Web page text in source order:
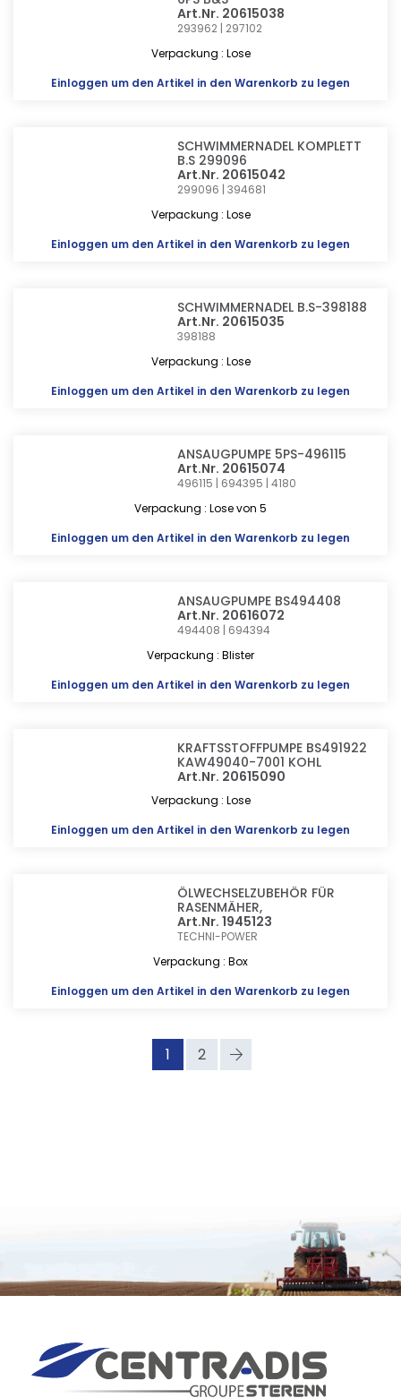
Art.Nr. 20615038
293962 | 297102
Verpackung : Lose
Einloggen um den Artikel in den Warenkorb zu legen
SCHWIMMERNADEL KOMPLETT
B.S 299096
Art.Nr. 20615042
299096 | 394681
Verpackung : Lose
Einloggen um den Artikel in den Warenkorb zu legen
SCHWIMMERNADEL B.S-398188
Art.Nr. 20615035
398188
Verpackung : Lose
Einloggen um den Artikel in den Warenkorb zu legen
ANSAUGPUMPE 5PS-496115
Art.Nr. 20615074
496115 | 694395 | 4180
Verpackung : Lose von 5
Einloggen um den Artikel in den Warenkorb zu legen
ANSAUGPUMPE BS494408
Art.Nr. 20616072
494408 | 694394
Verpackung : Blister
Einloggen um den Artikel in den Warenkorb zu legen
KRAFTSSTOFFPUMPE BS491922
KAW49040-7001 KOHL
Art.Nr. 20615090
Verpackung : Lose
Einloggen um den Artikel in den Warenkorb zu legen
ÖLWECHSELZUBEHÖR FÜR
RASENMÄHER,
Art.Nr. 1945123
TECHNI-POWER
Verpackung : Box
Einloggen um den Artikel in den Warenkorb zu legen
1 2